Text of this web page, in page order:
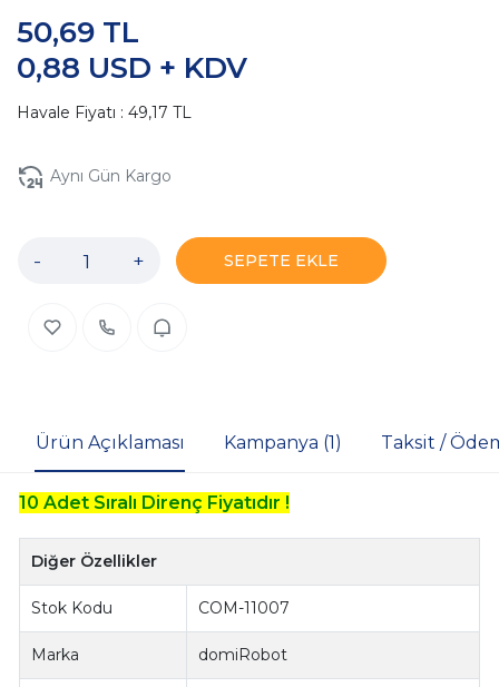
0,88 USD + KDV
50,69 TL
Havale Fiyatı : 49,17 TL
Aynı Gün Kargo
- + SEPETE EKLE
Ürün Açıklaması Kampanya (1) Taksit /
10 Adet Sıralı Direnç Fiyatıdır !
Diğer Özellikler
Stok Kodu COM-11007
Marka domiRobot